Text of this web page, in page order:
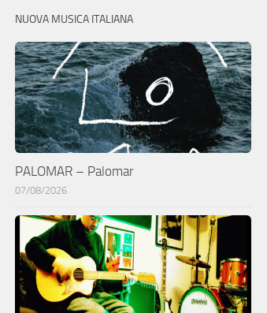
NUOVA MUSICA ITALIANA
PALOMAR – Palomar
07/08/2026